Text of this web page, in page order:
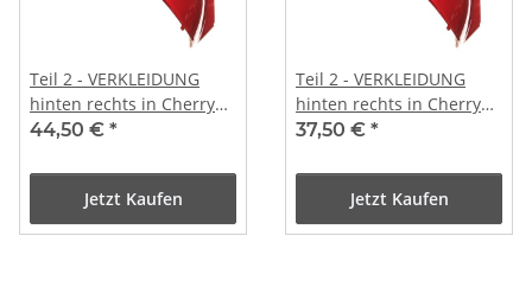
Teil 2 - VERKLEIDUNG
hinten rechts in Cherry
rot
44,50 € *
Jetzt Kaufen
Teil 2 - VERKLEIDUNG
hinten rechts in Cherry
rot (B-WARE)
37,50 € *
Jetzt Kaufen